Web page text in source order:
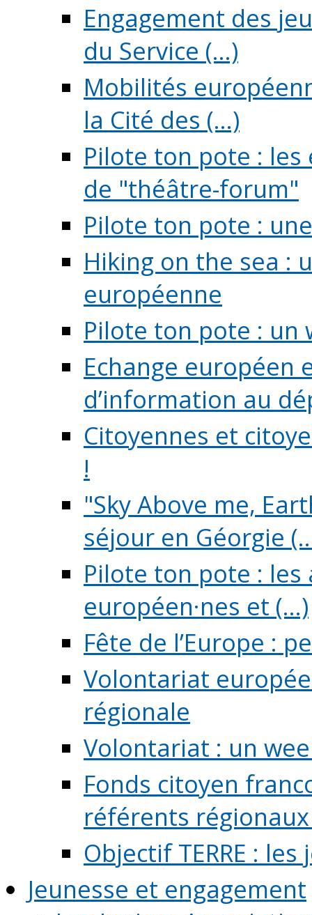
Engagement des
du Service (...)
Mobilités
la Cité des (...)
Pilote ton pote :
de "théâtre-forum"
Pilote ton pote :
Hiking on the sea :
européenne
Pilote ton pote : un
Echange européen
d’information au
Citoyennes et
!
"Sky Above me,
séjour en Géorgie
Pilote ton pote :
européen·nes et (...)
Fête de l’Europe :
Volontariat
régionale
Volontariat : un
Fonds citoyen
référents régionaux
Objectif TERRE :
Jeunesse et engagement